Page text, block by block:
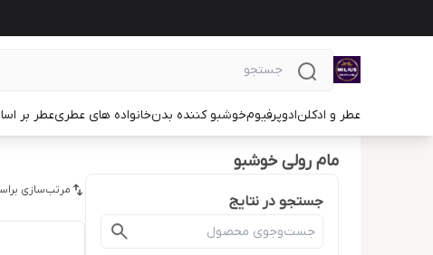
عطر و ادکلنادوپرفیومخوشبو کننده بدنخانواده های عطریعطر بر
مام رولی خوشبو
جستجو در نتایج
مرتب‌سازی